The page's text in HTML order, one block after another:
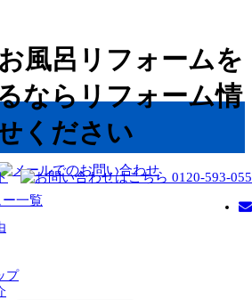
風呂リフォームを
ならリフォーム情
ください
プ
一覧